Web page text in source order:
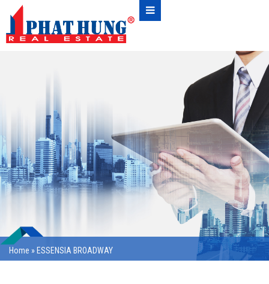
Home » ESSENSIA BROADWAY